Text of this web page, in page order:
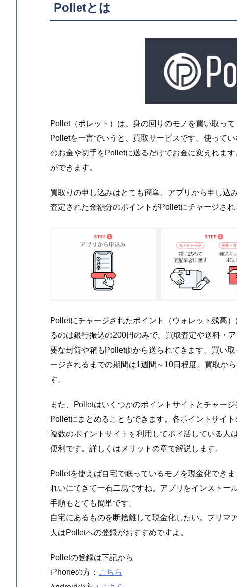
Polletとは
Pollet（ポレット）は、身の回りのモノを買い取っ
Polletを一言でいうと、買取サービスです。使って
のお金や切手をPolletに送るだけでお金に変えれま
ができます。
買取りの申し込みはとても簡単。アプリから申し込
査定された金額分のポイントがPolletにチャージされ
Polletにチャージされたポイント（ウォレット残高
るのは銀行振込の200円のみで、買取査定や送料・
要な封筒や箱もPollet側から送られてきます。買い
ージされるまでの期間は1週間～10日程度。買取か
す。
また、Polletはいくつかのポイントサイトとチャー
Polletにまとめることもできます。各ポイントサイ
複数のポイントサイトを利用してポイ活している人
便利です。詳しくはメリットの章で解説します。
Polletを使えば自宅で眠っているモノを現金化でき
れいにできて一石二鳥ですね。アプリをインストー
手順もとても簡単です。
自宅にあるものを断捨離して現金化したい。フリマ
人はPolletへの登録がおすすめですよ。
Polletの登録は下記から
iPhoneの方： こちら